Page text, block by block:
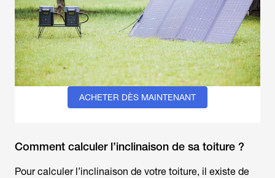
ACHETER DÈS MAINTENANT
Comment calculer l’inclinaison de sa toiture ?
Pour calculer l’inclinaison de votre toiture, il existe de